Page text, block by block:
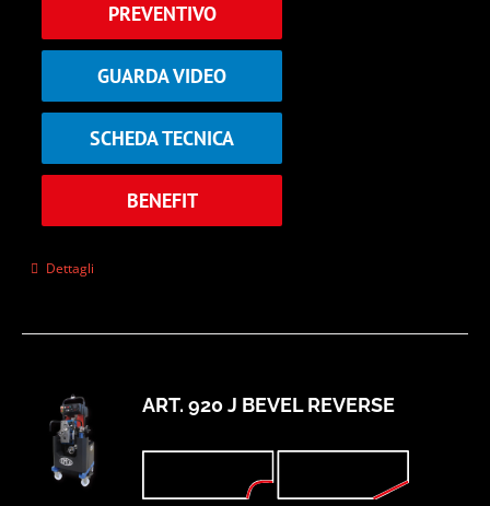
PREVENTIVO
GUARDA VIDEO
SCHEDA TECNICA
BENEFIT
Dettagli
ART. 920 J BEVEL REVERSE